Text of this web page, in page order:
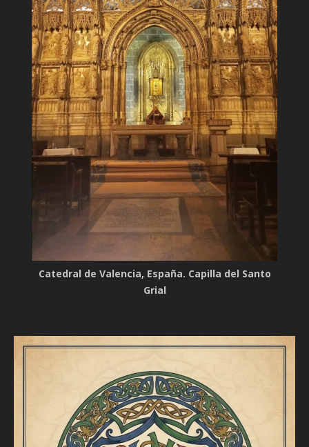
Catedral de Valencia, España. Capilla del Santo
Grial